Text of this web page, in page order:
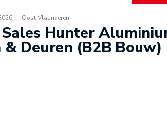
| Oost-Vlaanderen
Hunter
& Deuren (B2B Bouw)